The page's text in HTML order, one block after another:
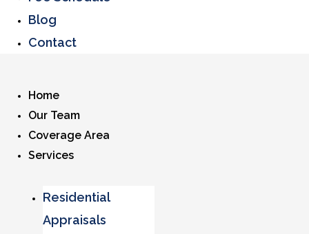
Blog
Contact
Home
Our Team
Coverage Area
Services
Residential
Appraisals